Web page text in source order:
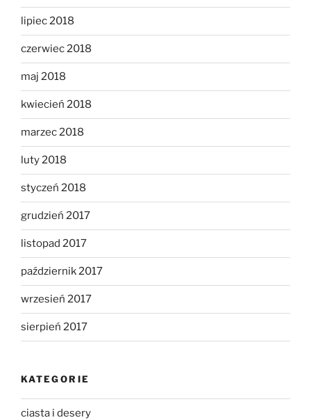
lipiec 2018
czerwiec 2018
maj 2018
kwiecień 2018
marzec 2018
luty 2018
styczeń 2018
grudzień 2017
listopad 2017
październik 2017
wrzesień 2017
sierpień 2017
KATEGORIE
ciasta i desery